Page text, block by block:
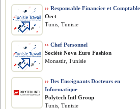
›› Responsable Financier et Comptable
Oect
Tunis, Tunisie
›› Chef Personnel
Société Nova Euro Fashion
Monastir, Tunisie
›› Des Enseignants Docteurs en
Informatique
Polytech Intl Group
Tunis, Tunisie